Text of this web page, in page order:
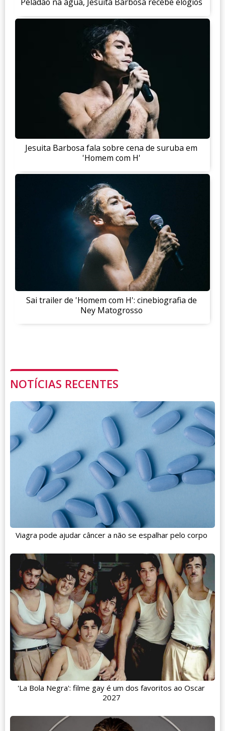
Jesuita Barbosa fala sobre cena de suruba em
'Homem com H'
Sai trailer de 'Homem com H': cinebiografia de
Ney Matogrosso
NOTÍCIAS RECENTES
Viagra pode ajudar câncer a não se espalhar pelo corpo
'La Bola Negra': filme gay é um dos favoritos ao Oscar
2027